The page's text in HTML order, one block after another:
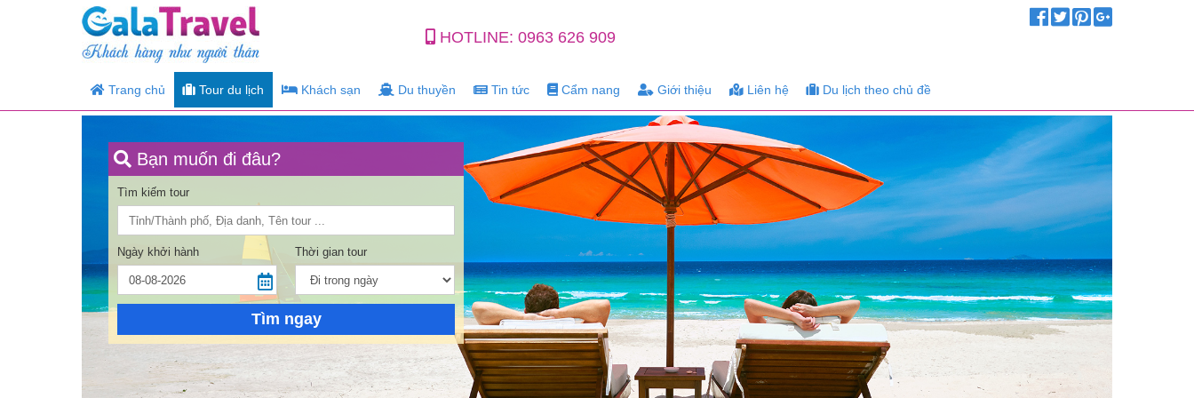
HOTLINE: 0963 626 909
Trang chủ Tour du lịch Khách sạn Du thuyền Tin tức Cẩm nang Giới thiệu Liên hệ Du lịch theo chủ đề
Bạn muốn đi đâu?
Tìm kiếm tour
Ngày khởi hành Thời gian tour
Tìm ngay